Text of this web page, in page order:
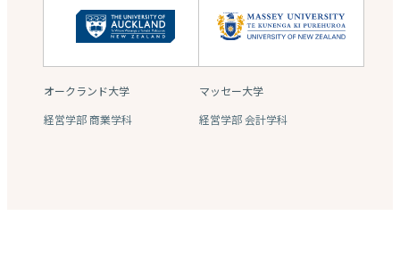
オークランド大学
経営学部 商業学科
マッセー大学
経営学部 会計学科